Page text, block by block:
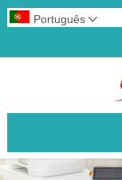
Português 